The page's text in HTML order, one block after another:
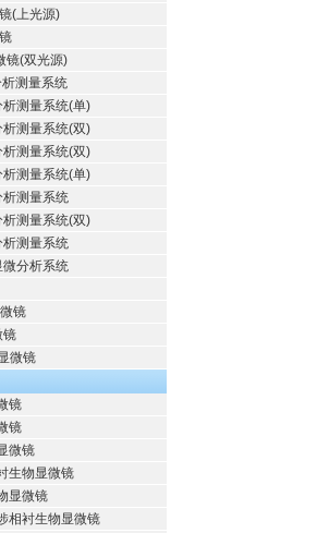
(上光源)
镜(双光源)
测量系统
测量系统(单)
测量系统(双)
测量系统(双)
测量系统(单)
测量系统
测量系统(双)
测量系统
微分析系统
镜
镜
微镜
镜
镜
微镜
生物显微镜
显微镜
相衬生物显微镜